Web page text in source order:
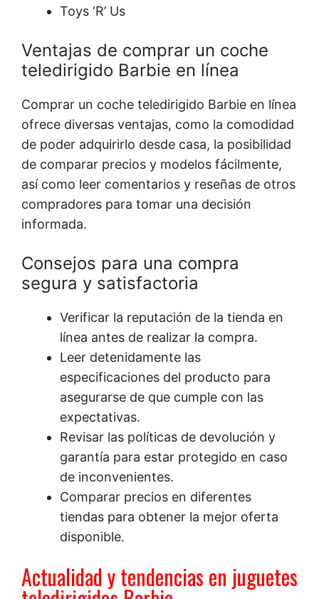
Toys ‘R’ Us
Ventajas de comprar un coche
teledirigido Barbie en línea
Comprar un coche teledirigido Barbie en línea
ofrece diversas ventajas, como la comodidad
de poder adquirirlo desde casa, la posibilidad
de comparar precios y modelos fácilmente,
así como leer comentarios y reseñas de otros
compradores para tomar una decisión
informada.
Consejos para una compra
segura y satisfactoria
Verificar la reputación de la tienda en
línea antes de realizar la compra.
Leer detenidamente las
especificaciones del producto para
asegurarse de que cumple con las
expectativas.
Revisar las políticas de devolución y
garantía para estar protegido en caso
de inconvenientes.
Comparar precios en diferentes
tiendas para obtener la mejor oferta
disponible.
Actualidad y tendencias en juguetes